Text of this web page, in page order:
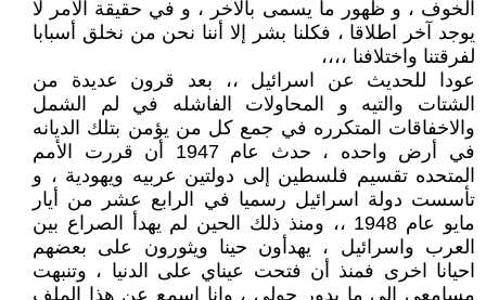
الخوف ، و ظهور ما يسمى بالآخر ، و في حقيقة الأمر لا
يوجد آخر اطلاقا ، فكلنا بشر إلا أننا نحن من نخلق أسبابا
لفرقتنا واختلافنا ،،،،
عودا للحديث عن اسرائيل ،، بعد قرون عديدة من
الشتات والتيه و المحاولات الفاشله في لم الشمل
والاخفاقات المتكرره في جمع كل من يؤمن بتلك الديانه
في أرض واحده ، حدث عام 1947 أن قررت الأمم
المتحده تقسيم فلسطين إلى دولتين عربيه ويهودية ، و
تأسست دولة اسرائيل رسميا في الرابع عشر من أيار
مايو عام 1948 ،، ومنذ ذلك الحين لم يهدأ الصراع بين
العرب واسرائيل ، يهدأون حينا ويثورون على بعضهم
احيانا اخرى فمنذ أن فتحت عيناي على الدنيا ، وتنبهت
مسامعي الى ما يدور حولي ، وانا اسمع عن هذا الملف